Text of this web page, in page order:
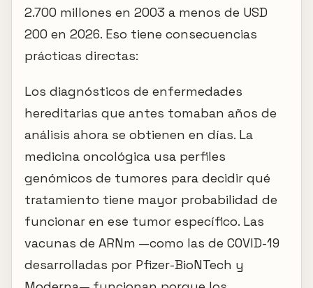
2.700 millones en 2003 a menos de USD
200 en 2026. Eso tiene consecuencias
prácticas directas:
Los diagnósticos de enfermedades
hereditarias que antes tomaban años de
análisis ahora se obtienen en días. La
medicina oncológica usa perfiles
genómicos de tumores para decidir qué
tratamiento tiene mayor probabilidad de
funcionar en ese tumor específico. Las
vacunas de ARNm —como las de COVID-19
desarrolladas por Pfizer-BioNTech y